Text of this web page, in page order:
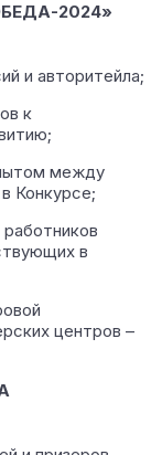
2024»
и авторитейла;
к
между
Конкурсе;
в
центров –